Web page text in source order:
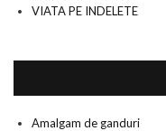
VIATA PE INDELETE
Amalgam de ganduri